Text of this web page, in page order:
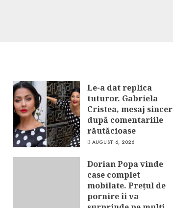
Le-a dat replica
tuturor. Gabriela
Cristea, mesaj sincer
după comentariile
răutăcioase
AUGUST 6, 2026
Dorian Popa vinde
case complet
mobilate. Prețul de
pornire îi va